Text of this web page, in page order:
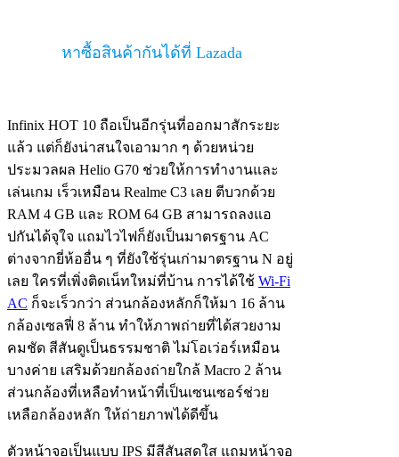
หาซื้อสินค้ากันได้ที่ Lazada
Infinix HOT 10 ถือเป็นอีกรุ่นที่ออกมาสักระยะ
แล้ว แต่ก็ยังน่าสนใจเอามาก ๆ ด้วยหน่วย
ประมวลผล Helio G70 ช่วยให้การทำงานและ
เล่นเกม เร็วเหมือน Realme C3 เลย ตีบวกด้วย
RAM 4 GB และ ROM 64 GB สามารถลงแอ
ปกันได้จุใจ แถมไวไฟก็ยังเป็นมาตรฐาน AC
ต่างจากยี่ห้ออื่น ๆ ที่ยังใช้รุ่นเก่ามาตรฐาน N อยู่
เลย ใครที่เพิ่งติดเน็ทใหม่ที่บ้าน การได้ใช้ Wi-Fi
AC ก็จะเร็วกว่า ส่วนกล้องหลักก็ให้มา 16 ล้าน
กล้องเซลฟี่ 8 ล้าน ทำให้ภาพถ่ายที่ได้สวยงาม
คมชัด สีสันดูเป็นธรรมชาติ ไม่โอเว่อร์เหมือน
บางค่าย เสริมด้วยกล้องถ่ายใกล้ Macro 2 ล้าน
ส่วนกล้องที่เหลือทำหน้าที่เป็นเซนเซอร์ช่วย
เหลือกล้องหลัก ให้ถ่ายภาพได้ดีขึ้น
ตัวหน้าจอเป็นแบบ IPS มีสีสันสดใส แถมหน้าจอ